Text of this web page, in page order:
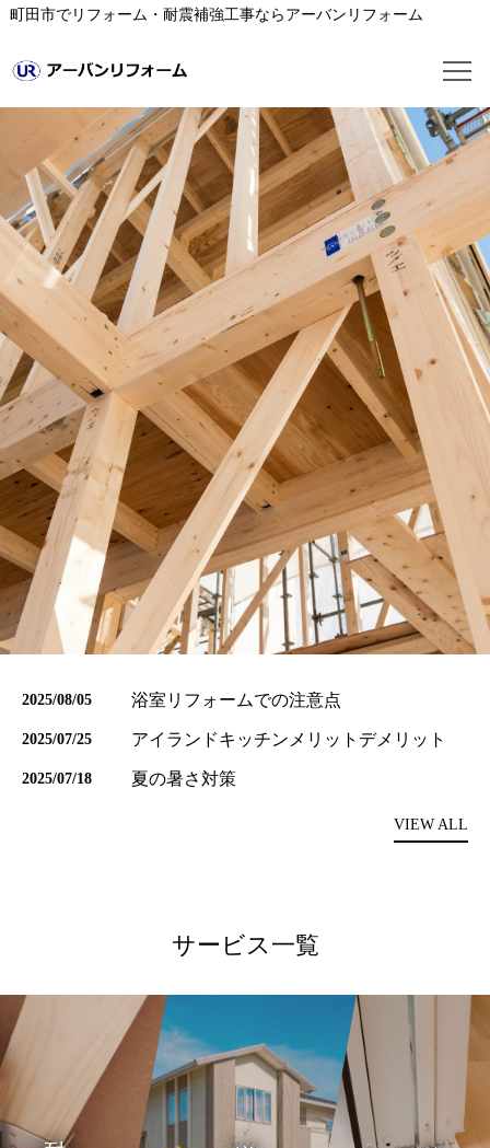
町田市でリフォーム・耐震補強工事ならアーバンリフォーム
トイレリフォーム
洗面所リフォーム
浴室リフォーム
耐震補強工事
エクステリア工事
2025/08/05 浴室リフォームでの注意点
2025/07/25 アイランドキッチンメリットデメリット
2025/07/18 夏の暑さ対策
VIEW ALL
サービス一覧
耐震補強工事 増改築工事 防音工事